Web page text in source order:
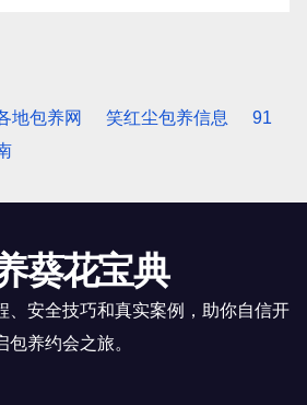
地包养网 笑红尘包养信息
91
葵花宝典
、安全技巧和真实案例，助你自信开
包养约会之旅。